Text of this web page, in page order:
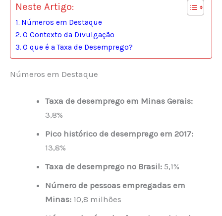
Neste Artigo:
Números em Destaque
O Contexto da Divulgação
O que é a Taxa de Desemprego?
Números em Destaque
Taxa de desemprego em Minas Gerais:
3,8%
Pico histórico de desemprego em 2017:
13,8%
Taxa de desemprego no Brasil: 5,1%
Número de pessoas empregadas em
Minas: 10,8 milhões